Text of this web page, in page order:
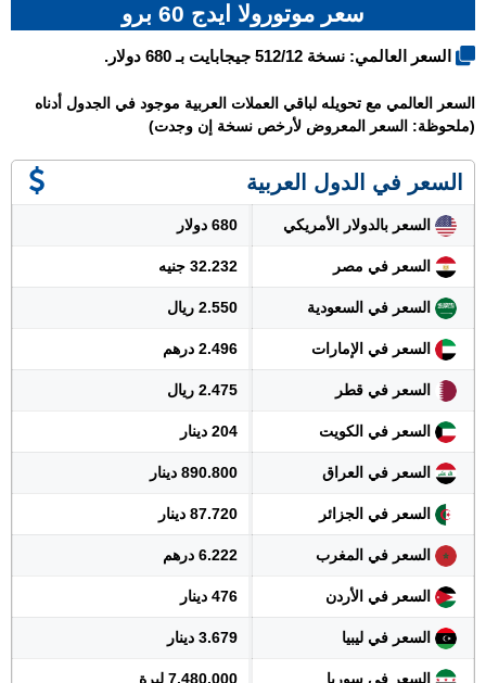
سعر موتورولا ايدج 60 برو
السعر العالمي: نسخة 512/12 جيجابايت بـ 680 دولار.
السعر العالمي مع تحويله لباقي العملات العربية موجود في الجدول أدناه
(ملحوظة: السعر المعروض لأرخص نسخة إن وجدت)
السعر في الدول العربية
السعر بالدولار الأمريكي 680 دولار
السعر في مصر 32.232 جنيه
السعر في السعودية 2.550 ريال
السعر في الإمارات 2.496 درهم
السعر في قطر 2.475 ريال
السعر في الكويت 204 دينار
السعر في العراق 890.800 دينار
السعر في الجزائر 87.720 دينار
السعر في المغرب 6.222 درهم
السعر في الأردن 476 دينار
السعر في ليبيا 3.679 دينار
السعر في سوريا 7.480.000 ليرة